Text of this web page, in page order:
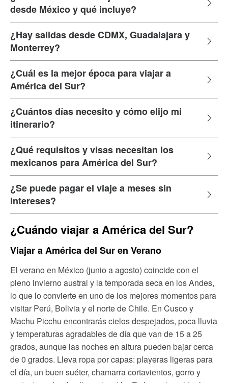
desde México y qué incluye?
¿Hay salidas desde CDMX, Guadalajara y
Monterrey?
¿Cuál es la mejor época para viajar a
América del Sur?
¿Cuántos días necesito y cómo elijo mi
itinerario?
¿Qué requisitos y visas necesitan los
mexicanos para América del Sur?
¿Se puede pagar el viaje a meses sin
intereses?
¿Cuándo viajar a América del Sur?
Viajar a América del Sur en Verano
El verano en México (junio a agosto) coincide con el
pleno invierno austral y la temporada seca en los Andes,
lo que lo convierte en uno de los mejores momentos para
visitar Perú, Bolivia y el norte de Chile. En Cusco y
Machu Picchu encontrarás cielos despejados, poca lluvia
y temperaturas agradables de día que van de 15 a 25
grados, aunque las noches en altura pueden bajar cerca
de 0 grados. Lleva ropa por capas: playeras ligeras para
el día, un buen suéter, chamarra cortavientos, gorro y